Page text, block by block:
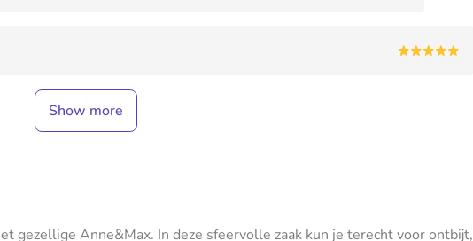
Show more
gezellige Anne&Max. In deze sfeervolle zaak kun je terecht voor ontbijt,